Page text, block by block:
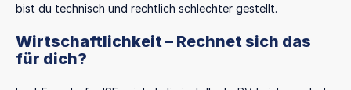
bist du technisch und rechtlich schlechter gestellt.
Wirtschaftlichkeit – Rechnet sich das
für dich?